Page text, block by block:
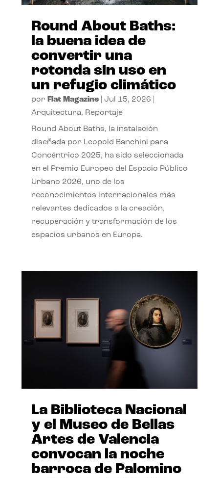
Round About Baths:
la buena idea de
convertir una
rotonda sin uso en
un refugio climático
por Flat Magazine| Jul 15, 2026
Arquitectura, Reportaje
Round About Baths, la instalación
diseñada por Leopold Banchini para
Concéntrico 2025, ha sido seleccionada
en el Premio Europeo del Espacio Público
Urbano 2026, uno de los
reconocimientos internacionales más
relevantes dedicados a la creación,
recuperación y transformación de los
espacios urbanos en Europa.
La Biblioteca Nacional
y el Museo de Bellas
Artes de Valencia
convocan la noche
barroca de Palomino